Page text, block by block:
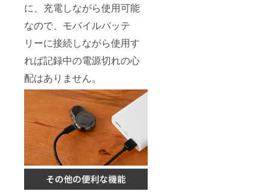
に、充電しながら使用可能
なので、モバイルバッテ
リーに接続しながら使用す
れば記録中の電源切れの心
配はありません。